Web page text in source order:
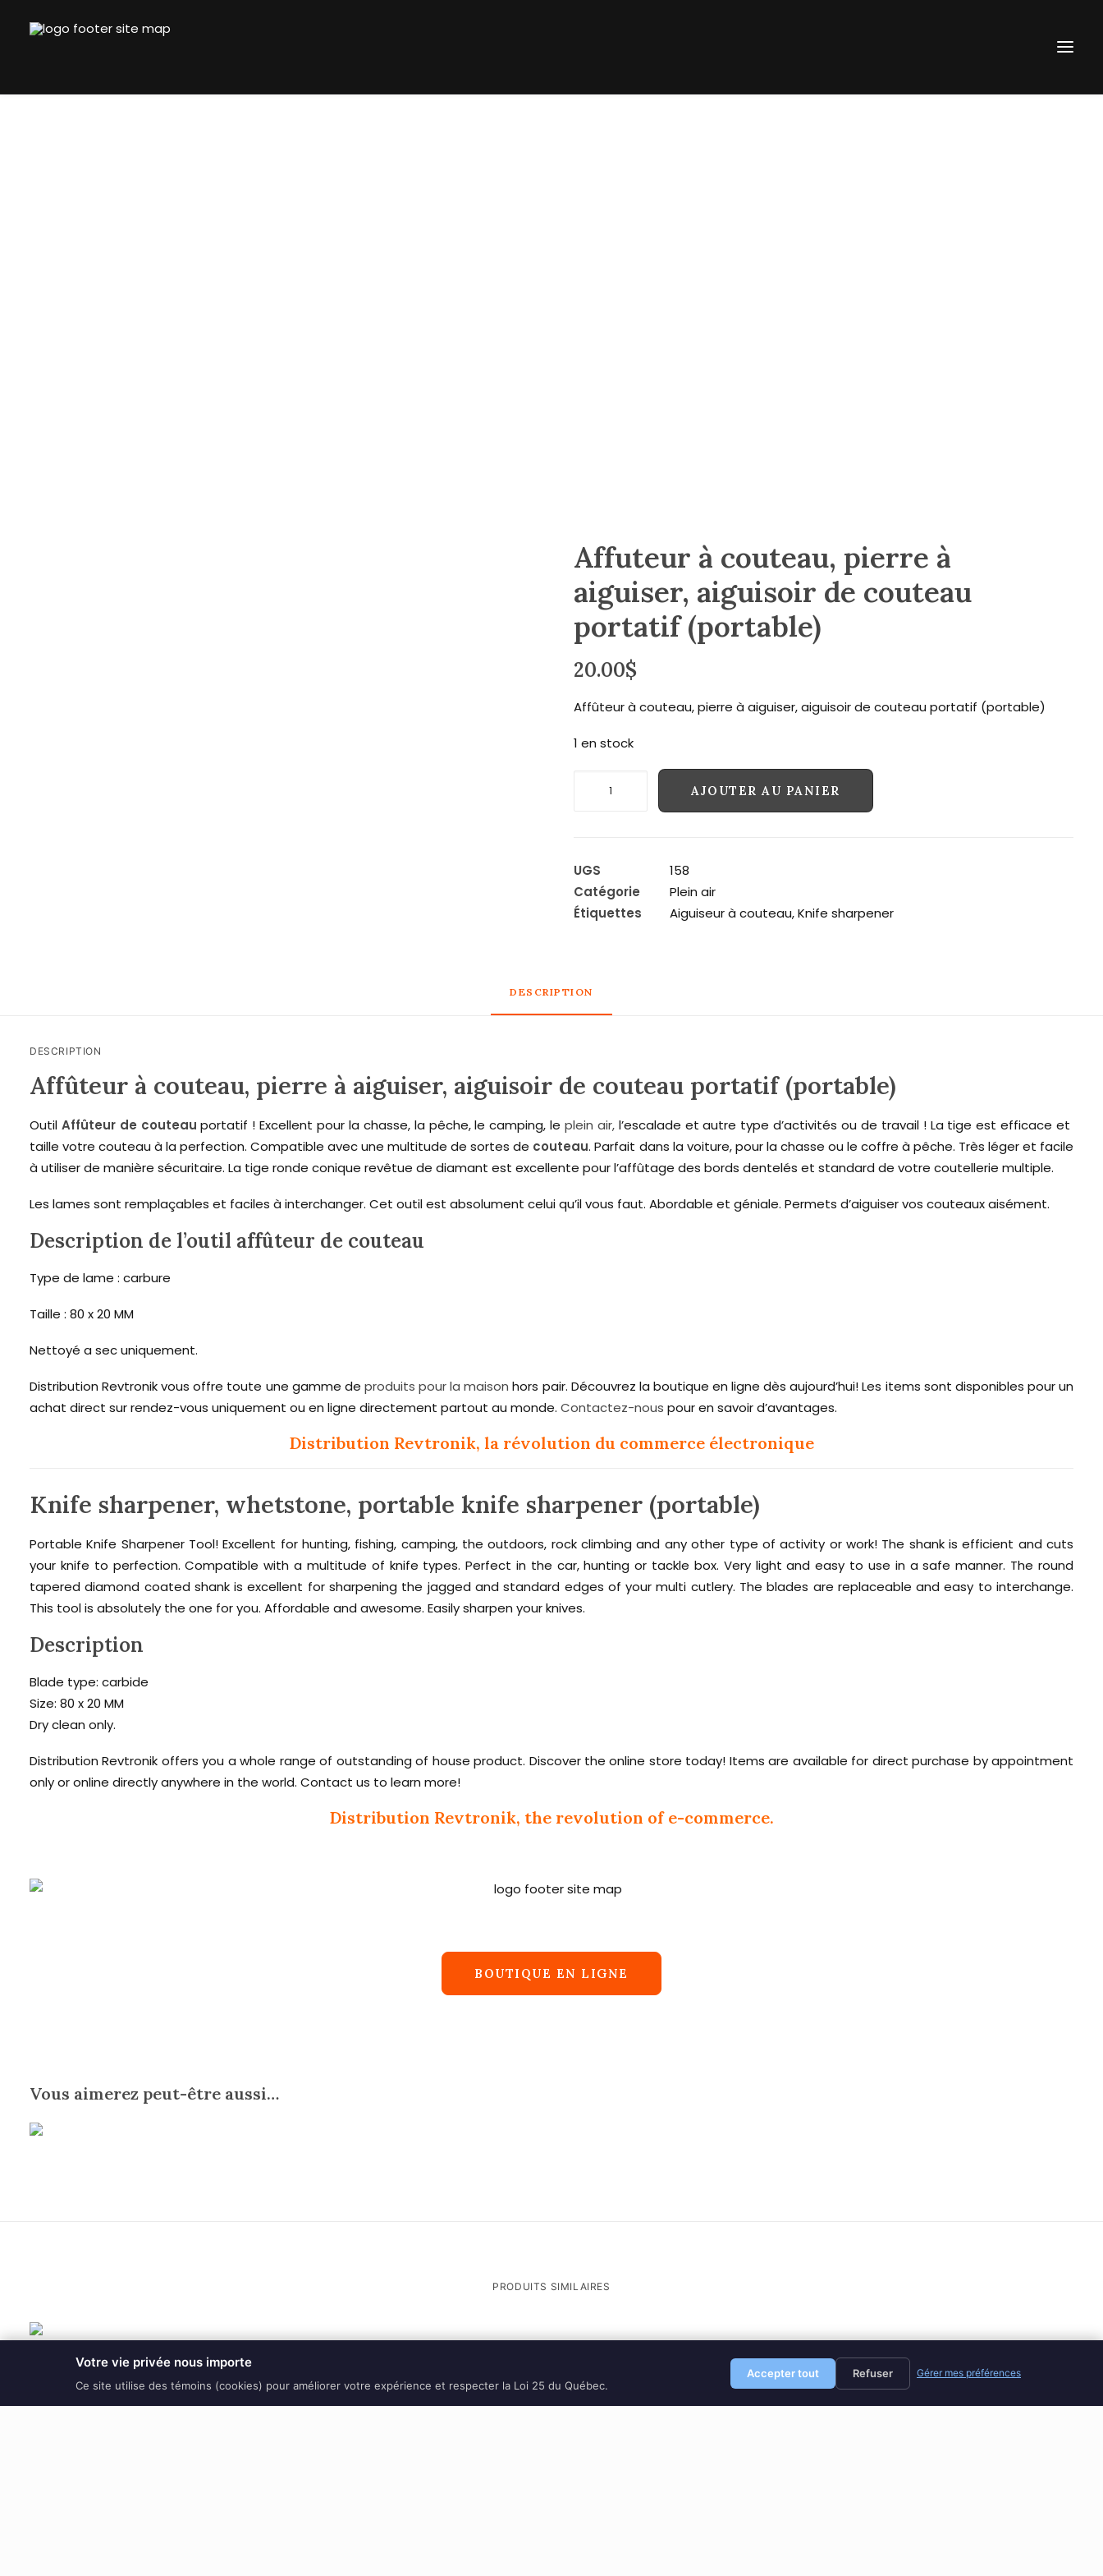
Affuteur à couteau, pierre à
aiguiser, aiguisoir de couteau
portatif (portable)
20.00$
Affûteur à couteau, pierre à aiguiser, aiguisoir de couteau portatif (portable)
1 en stock
couteau,
pierre
à
couteau
portatif
AJOUTER AU PANIER
UGS
158
Catégorie
Plein air
Étiquettes
Aiguiseur à couteau,Knife sharpener
DESCRIPTION
DESCRIPTION
Affûteur à couteau, pierre à aiguiser, aiguisoir de couteau portatif (portable)
Outil Affûteur de couteau portatif ! Excellent pour la chasse, la pêche, le camping, leplein air,l’escalade et autre type d’activités ou de travail ! La tige est efficace et
taille votre couteau à la perfection. Compatible avec une multitude de sortes de couteau. Parfait dans la voiture, pour la chasse ou le coffre à pêche. Très léger et facile
à utiliser de manière sécuritaire. La tige ronde conique revêtue de diamant est excellente pour l’affûtage des bords dentelés et standard de votre coutellerie multiple.
Les lames sont remplaçables et faciles à interchanger. Cet outil est absolument celui qu’il vous faut. Abordable et géniale. Permets d’aiguiser vos couteaux aisément.
Description de l’outil affûteur de couteau
Type de lame : carbure
Taille : 80 x 20 MM
Nettoyé a sec uniquement.
Distribution Revtronik vous offre toute une gamme de produits pour la maison hors pair. Découvrez la boutique en ligne dès aujourd’hui! Les items sont disponibles pour un
achat direct sur rendez-vous uniquement ou en ligne directement partout au monde. Contactez-nous pour en savoir d’avantages.
Distribution Revtronik, la révolution du commerce électronique
Knife sharpener, whetstone, portable knife sharpener (portable)
Portable Knife Sharpener Tool! Excellent for hunting, fishing, camping, the outdoors, rock climbing and any other type of activity or work! The shank is efficient and cuts
your knife to perfection. Compatible with a multitude of knife types. Perfect in the car, hunting or tackle box. Very light and easy to use in a safe manner. The round
tapered diamond coated shank is excellent for sharpening the jagged and standard edges of your multi cutlery. The blades are replaceable and easy to interchange.
This tool is absolutely the one for you. Affordable and awesome. Easily sharpen your knives.
Description
Blade type: carbide
Size: 80 x 20 MM
Dry clean only.
Distribution Revtronik offers you a whole range of outstanding of house product. Discover the online store today! Items are available for direct purchase by appointment
only or online directly anywhere in the world. Contact us to learn more!
Distribution Revtronik, the revolution of e-commerce.
BOUTIQUE EN LIGNE
Vous aimerez peut-être aussi…
PRODUITS SIMILAIRES
Votre vie privée nous importe
Ce site utilise des témoins (cookies) pour améliorer votre expérience et respecter la Loi 25 du Québec.
Accepter tout Refuser Gérer mes préférences